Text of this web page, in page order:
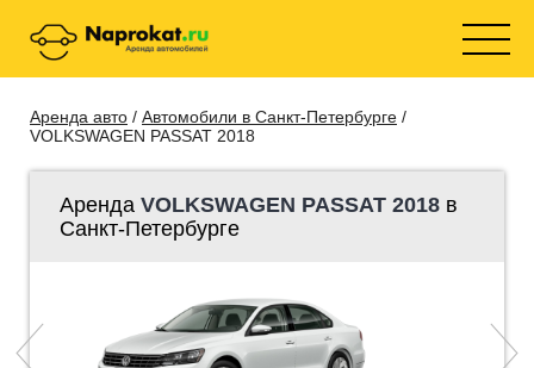
Аренда авто / Автомобили в Санкт-Петербурге /
VOLKSWAGEN PASSAT 2018
Аренда VOLKSWAGEN PASSAT 2018 в
Санкт-Петербурге